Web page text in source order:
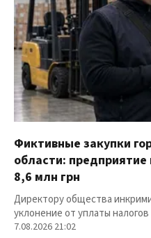
Фиктивные закупки
области:
8,6 млн грн
Директору общества
уклонение от уплаты
7.08.2026 21:02